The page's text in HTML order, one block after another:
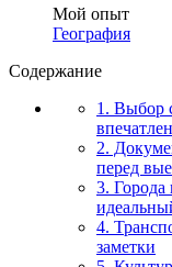
Мой опыт
География
Содержание
1. Выбор
2.
перед
3.
4.
заметки